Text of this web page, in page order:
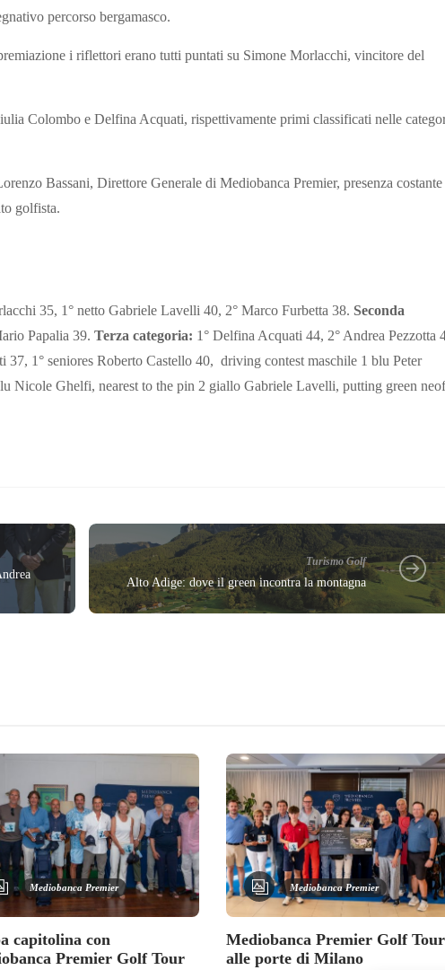
percorso bergamasco.
i riflettori erano tutti puntati su Simone Morlacchi, vincitore del
Colombo e Delfina Acquati, rispettivamente primi classificati nelle
Bassani, Direttore Generale di Mediobanca Premier, presenza costante
golfista.
35, 1° netto Gabriele Lavelli 40, 2° Marco Furbetta 38. Seconda
Papalia 39. Terza categoria: 1° Delfina Acquati 44, 2° Andrea Pezzotta
37, 1° seniores Roberto Castello 40, driving contest maschile 1 blu Peter
Nicole Ghelfi, nearest to the pin 2 giallo Gabriele Lavelli, putting green
Turismo Golf
Alto Adige: dove il green incontra la montagna
Mediobanca Premier
capitolina con
Premier Golf Tour
Mediobanca Premier
Mediobanca Premier Golf Tour
alle porte di Milano